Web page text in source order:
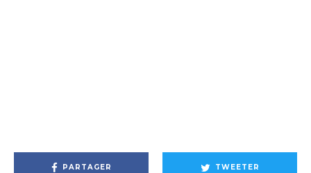
PARTAGER TWEETER